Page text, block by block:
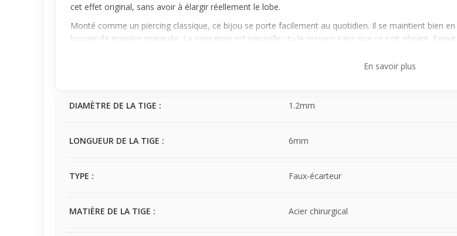
cet effet original, sans avoir à élargir réellement le lobe.
Monté comme un piercing classique, ce bijou se porte facilement au quotidien. Il se maintient bien
bouger de manière marquée. La sensation est naturelle : tu le ressens sans que ce soit gênant, il
Si tu cherches à affirmer ton look sans engagement, c’est un bon moyen de voir si l’effet te plaît
En savoir plus
DIAMÈTRE DE LA TIGE : 1.2mm
LONGUEUR DE LA TIGE : 6mm
TYPE : Faux-écarteur
MATIÈRE DE LA TIGE : Acier chirurgical